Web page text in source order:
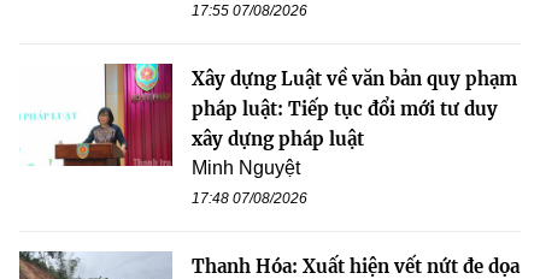
17:55 07/08/2026
Xây dựng Luật về văn bản quy phạm
pháp luật: Tiếp tục đổi mới tư duy
xây dựng pháp luật
Minh Nguyệt
17:48 07/08/2026
Thanh Hóa: Xuất hiện vết nứt đe dọa